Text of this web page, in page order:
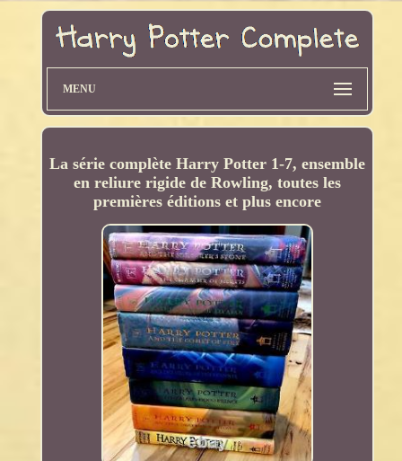
MENU
La série complète Harry Potter 1-7, ensemble
en reliure rigide de Rowling, toutes les
premières éditions et plus encore